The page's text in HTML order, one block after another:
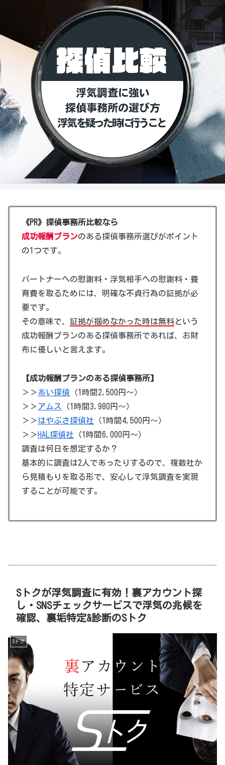
《PR》探偵事務所比較なら
成功報酬プランのある探偵事務所選びがポイント
の1つです。
パートナーへの慰謝料・浮気相手への慰謝料・養
育費を取るためには、明確な不貞行為の証拠が必
要です。
その意味で、 証拠が掴めなかった時は無料という
成功報酬プランのある探偵事務所であれば、お財
布に優しいと言えます。
【成功報酬プランのある探偵事務所】
＞＞あい探偵 （1時間2,500円～）
＞＞アムス
（1時間3,980円～）
＞＞ はやぶさ探偵社 （1時間4,500円～）
＞＞ HAL探偵社 （1時間6,000円～）
調査は何日を想定するか？
基本的に調査は2人であったりするので、複数社か
ら見積もりを取る形で、安心して浮気調査を実現
することが可能です。
Sトクが浮気調査に有効！裏アカウント探
し・SNSチェックサービスで浮気の兆候を
確認、裏垢特定&診断のSトク
Sトク